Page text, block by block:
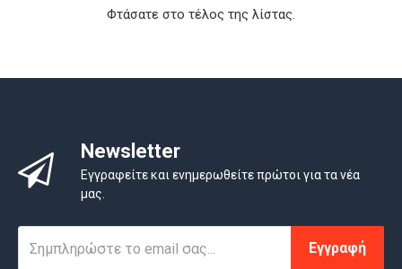
Φτάσατε στο τέλος της λίστας.
Newsletter
Εγγραφείτε και ενημερωθείτε πρώτοι για τα νέα
μας.
Εγγραφή